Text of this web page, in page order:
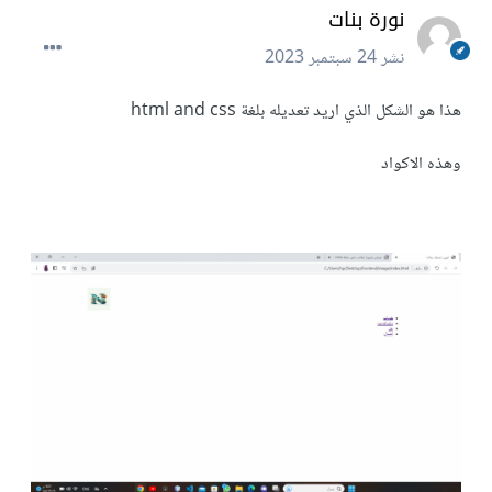
نورة بنات
نشر24 سبتمبر 2023
هذا هو الشكل الذي اريد تعديله بلغة html and css
وهذه الاكواد